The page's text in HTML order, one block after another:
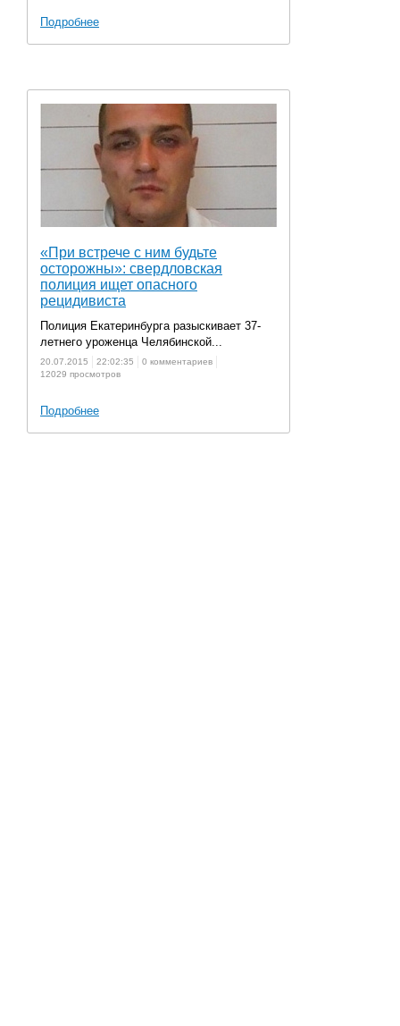
Подробнее
«При встрече с ним будьте
осторожны»: свердловская
полиция ищет опасного
рецидивиста
Полиция Екатеринбурга разыскивает 37-
летнего уроженца Челябинской...
20.07.2015 22:02:35
0 комментариев
12029 просмотров
Подробнее